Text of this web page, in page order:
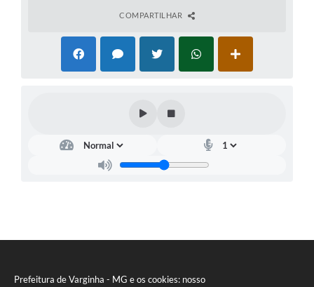
Prefeitura de Varginha - MG e os cookies: nosso
COMPARTILHAR